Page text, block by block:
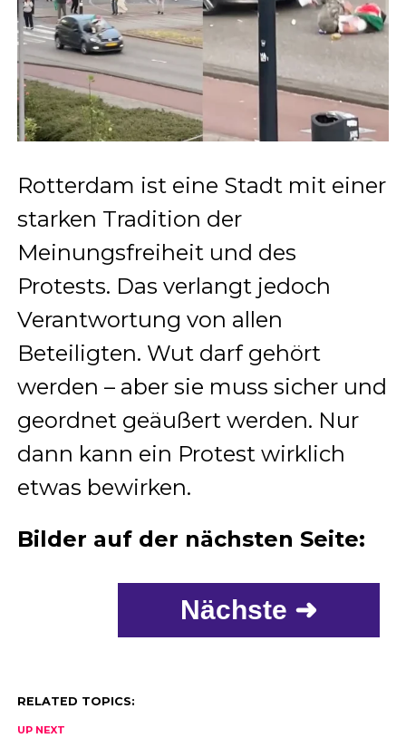
Rotterdam ist eine Stadt mit einer
starken Tradition der
Meinungsfreiheit und des
Protests. Das verlangt jedoch
Verantwortung von allen
Beteiligten. Wut darf gehört
werden – aber sie muss sicher und
geordnet geäußert werden. Nur
dann kann ein Protest wirklich
etwas bewirken.
Bilder auf der nächsten Seite:
Nächste ➜
RELATED TOPICS:
UP NEXT